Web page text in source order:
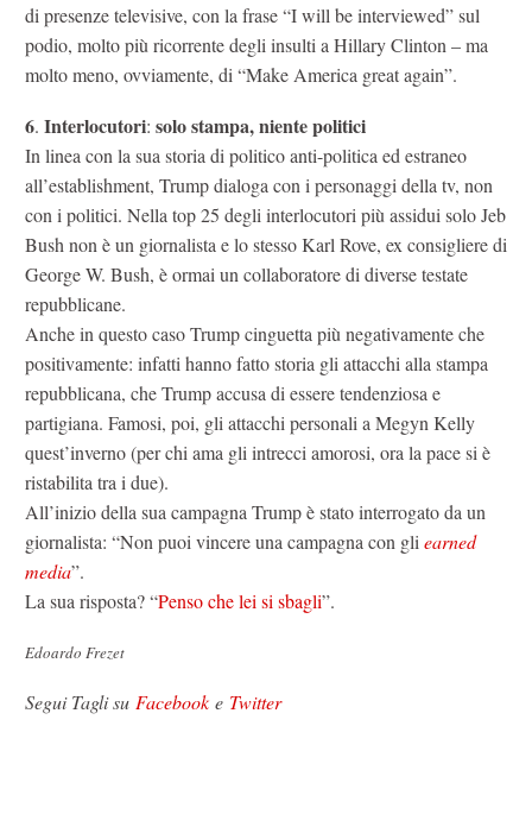
di presenze televisive, con la frase “I will be interviewed” sul
podio, molto più ricorrente degli insulti a Hillary Clinton – ma
molto meno, ovviamente, di “Make America great again”.
6. Interlocutori: solo stampa, niente politici
In linea con la sua storia di politico anti-politica ed estraneo
all’establishment, Trump dialoga con i personaggi della tv, non
con i politici. Nella top 25 degli interlocutori più assidui solo Jeb
Bush non è un giornalista e lo stesso Karl Rove, ex consigliere di
George W. Bush, è ormai un collaboratore di diverse testate
repubblicane.
Anche in questo caso Trump cinguetta più negativamente che
positivamente: infatti hanno fatto storia gli attacchi alla stampa
repubblicana, che Trump accusa di essere tendenziosa e
partigiana. Famosi, poi, gli attacchi personali a Megyn Kelly
quest’inverno (per chi ama gli intrecci amorosi, ora la pace si è
ristabilita tra i due).
All’inizio della sua campagna Trump è stato interrogato da un
giornalista: “Non puoi vincere una campagna con gli earned
media”.
La sua risposta? “Penso che lei si sbagli”.
Edoardo Frezet
Segui Tagli su Facebook e Twitter